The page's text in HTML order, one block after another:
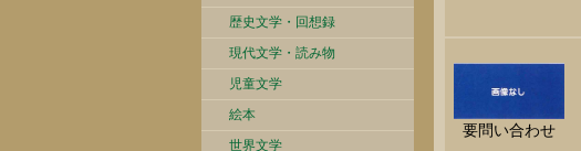
歴史文学・回想録
現代文学・読み物
児童文学
絵本
世界文学
要問い合わせ